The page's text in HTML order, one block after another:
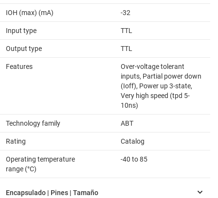
IOH (max) (mA) -32
Input type TTL
Output type TTL
Features
Over-voltage tolerant
inputs, Partial power down
(Ioff), Power up 3-state,
Very high speed (tpd 5-
10ns)
Technology family ABT
Rating Catalog
Operating temperature
range (°C)
-40 to 85